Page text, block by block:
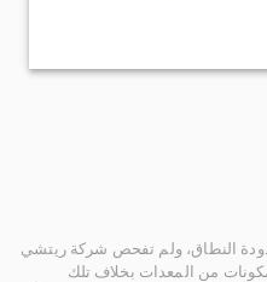
النطاق، ولم تفحص شركة ريتشي
من المعدات بخلاف تلك